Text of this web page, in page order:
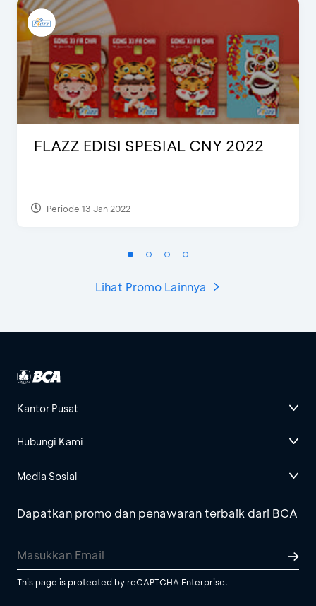
FLAZZ EDISI SPESIAL CNY 2022
Periode 13 Jan 2022
Lihat Promo Lainnya
Kantor Pusat
Hubungi Kami
Media Sosial
Dapatkan promo dan penawaran terbaik dari BCA
This page is protected by reCAPTCHA Enterprise.